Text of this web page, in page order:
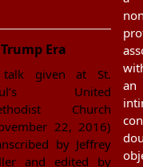
Era
given at St.
United
Church
22, 2016)
by Jeffrey
and edited by
an